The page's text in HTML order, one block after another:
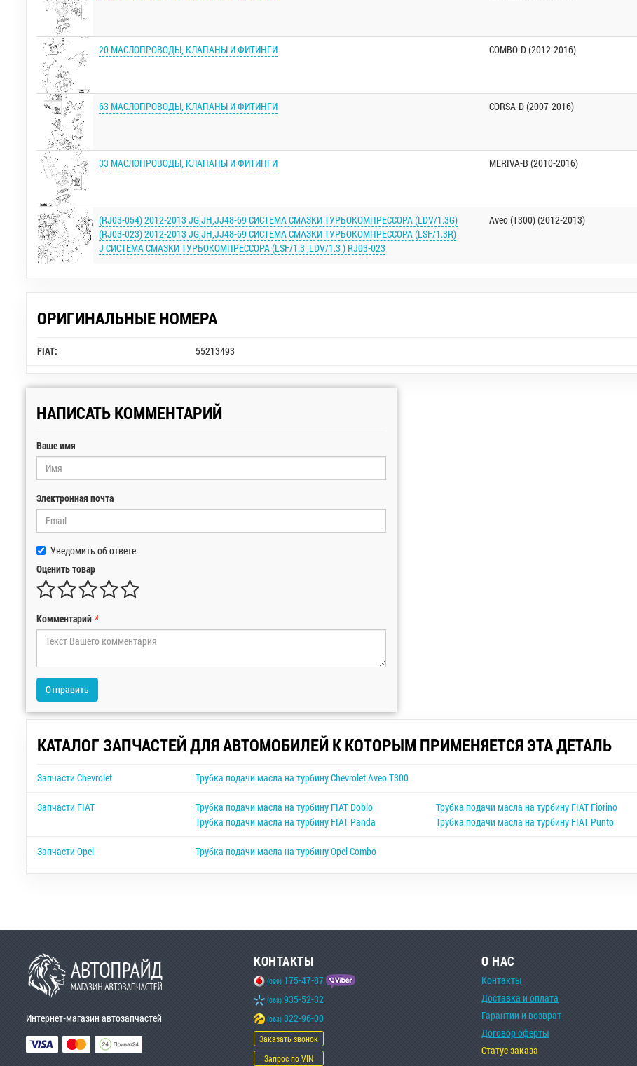
20 МАСЛОПРОВОДЫ, КЛАПАНЫ И ФИТИНГИ COMBO-D (2012-2016)
63 МАСЛОПРОВОДЫ, КЛАПАНЫ И ФИТИНГИ CORSA-D (2007-2016)
33 МАСЛОПРОВОДЫ, КЛАПАНЫ И ФИТИНГИ MERIVA-B (2010-2016)
(RJ03-054) 2012-2013 JG,JH,JJ48-69 СИСТЕМА СМАЗКИ ТУРБОКОМПРЕССОРА (LDV/1.3G)
(RJ03-023) 2012-2013 JG,JH,JJ48-69 СИСТЕМА СМАЗКИ ТУРБОКОМПРЕССОРА (LSF/1.3R)
J СИСТЕМА СМАЗКИ ТУРБОКОМПРЕССОРА (LSF/1.3 ,LDV/1.3 ) RJ03-023
Aveo (T300) (2012-2013)
ОРИГИНАЛЬНЫЕ НОМЕРА
FIAT: 55213493
НАПИСАТЬ КОММЕНТАРИЙ
Ваше имя
Электронная почта
Уведомить об ответе
Оценить товар
Комментарий *
Отправить
КАТАЛОГ ЗАПЧАСТЕЙ ДЛЯ АВТОМОБИЛЕЙ К КОТОРЫМ ПРИМЕНЯЕТСЯ ЭТА ДЕТАЛЬ
Запчасти Chevrolet Трубка подачи масла на турбину Chevrolet Aveo T300
Запчасти FIAT Трубка подачи масла на турбину FIAT Doblo Трубка подачи масла на турбину FIAT Fiorino
Трубка подачи масла на турбину FIAT Panda
Трубка подачи масла на турбину FIAT Punto
Запчасти Opel Трубка подачи масла на турбину Opel Combo
Интернет-магазин автозапчастей
КОНТАКТЫ
(099) 175-47-87
(068) 935-52-32
(063) 322-96-00
Заказать звонок
Запрос по VIN
О НАС
Контакты
Доставка и оплата
Гарантии и возврат
Договор оферты
Статус заказа